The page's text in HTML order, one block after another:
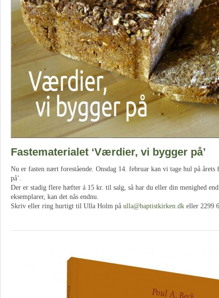
Fastematerialet ‘Værdier, vi bygger på’
Nu er fasten nært forestående. Onsdag 14. februar kan vi tage hul på
på’.
Der er stadig flere hæfter á 15 kr. til salg, så har du eller din menighed
eksemplarer, kan det nås endnu.
Skriv eller ring hurtigt til Ulla Holm på ulla@baptistkirken.dk eller 2299